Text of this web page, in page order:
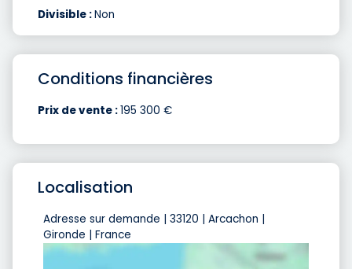
Divisible :Non
Conditions financières
Prix de vente :195 300 €
Localisation
Adresse sur demande | 33120 | Arcachon |
Gironde | France